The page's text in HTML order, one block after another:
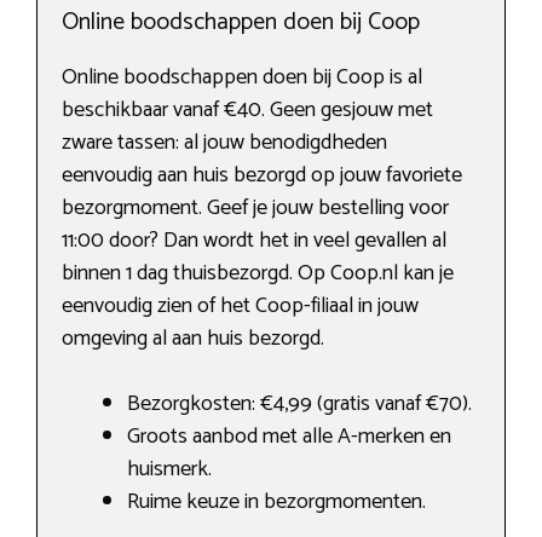
Online boodschappen doen bij Coop
Online boodschappen doen bij Coop is al
beschikbaar vanaf €40. Geen gesjouw met
zware tassen: al jouw benodigdheden
eenvoudig aan huis bezorgd op jouw favoriete
bezorgmoment. Geef je jouw bestelling voor
11:00 door? Dan wordt het in veel gevallen al
binnen 1 dag thuisbezorgd. Op Coop.nl kan je
eenvoudig zien of het Coop-filiaal in jouw
omgeving al aan huis bezorgd.
Bezorgkosten: €4,99 (gratis vanaf €70).
Groots aanbod met alle A-merken en
huismerk.
Ruime keuze in bezorgmomenten.